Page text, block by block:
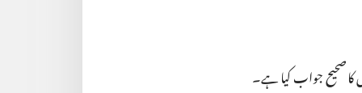
صحیح جواب کیا ہے۔‏